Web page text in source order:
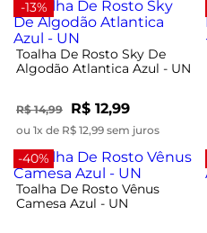
-13%
Toalha De Rosto Sky De
Algodão Atlantica Azul - UN
R$ 14,99 R$ 12,99
ou 1x de R$ 12,99 sem juros
-40%
Toalha De Rosto Vênus
Camesa Azul - UN